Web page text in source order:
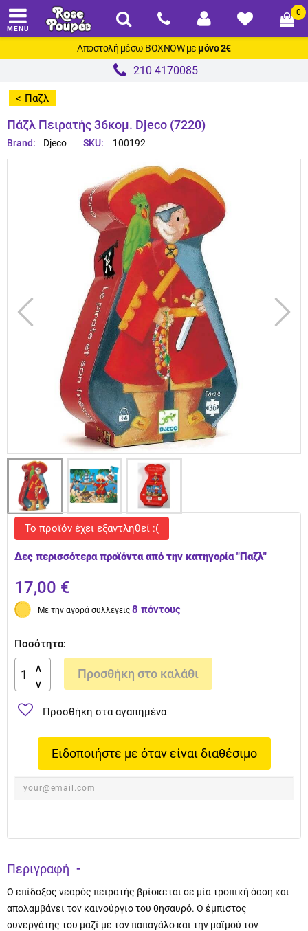
Αποστολή μέσω BOXNOWμε μόνο 2€
MENU
0
210 4170085
Παζλ
Πάζλ Πειρατής 36κομ. Djeco (7220)
Brand: Djeco SKU: 100192
Το προϊόν έχει εξαντληθεί :(
Δες περισσότερα προϊόντα από την κατηγορία "Παζλ"
17,00 €
Με την αγορά συλλέγεις8 πόντους
Ποσότητα:
Προσθήκη στο καλάθι
Προσθήκη στα αγαπημένα
Ειδοποιήστε με όταν είναι διαθέσιμο
Περιγραφή
Ο επίδοξος νεαρός πειρατής βρίσκεται σε μία τροπική όαση και
απολαμβάνει τον καινούργιο του θησαυρό. Ο έμπιστος
συνεργάτης του μαζί με τον παπαγάλο και την μαϊμού τον